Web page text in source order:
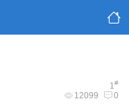
1#
12099 0